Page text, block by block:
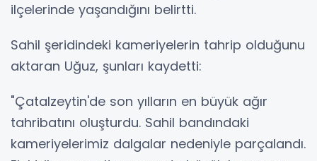
ilçelerinde yaşandığını belirtti.
Sahil şeridindeki kameriyelerin tahrip olduğunu
aktaran Uğuz, şunları kaydetti:
"Çatalzeytin'de son yılların en büyük ağır
tahribatını oluşturdu. Sahil bandındaki
kameriyelerimiz dalgalar nedeniyle parçalandı.